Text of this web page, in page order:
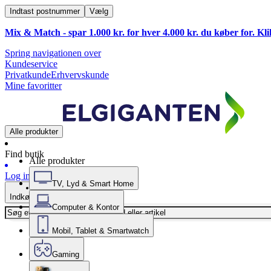
Indtast postnummer Vælg
Mix & Match - spar 1.000 kr. for hver 4.000 kr. du køber for.
Spring navigationen over
Kundeservice
PrivatkundeErhvervskunde
Mine favoritter
Alle produkter
Find butik
Log ind
Indkøbskurv
Alle produkter
TV, Lyd & Smart Home
Computer & Kontor
Mobil, Tablet & Smartwatch
Gaming